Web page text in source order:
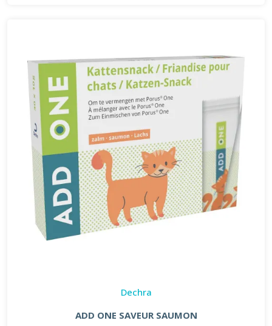
Dechra
ADD ONE SAVEUR SAUMON